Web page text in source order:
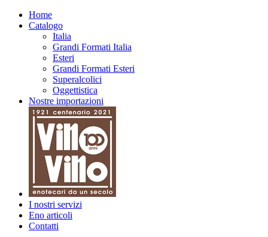
Home
Catalogo
Italia
Grandi Formati Italia
Esteri
Grandi Formati Esteri
Superalcolici
Oggettistica
Nostre importazioni
I nostri servizi
Eno articoli
Contatti